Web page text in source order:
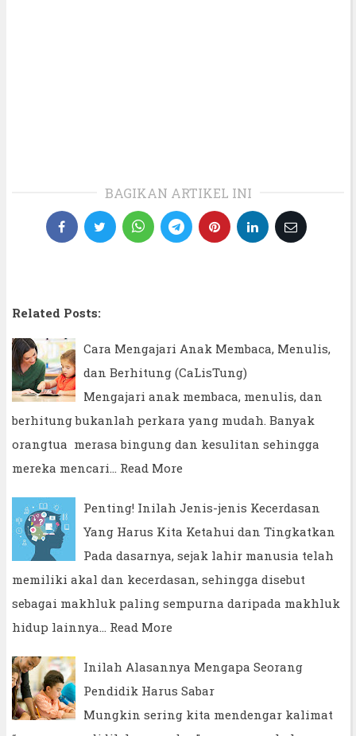
BAGIKAN ARTIKEL INI
Related Posts:
Cara Mengajari Anak Membaca, Menulis,
dan Berhitung (CaLisTung)
Mengajari anak membaca, menulis, dan
berhitung bukanlah perkara yang mudah. Banyak
orangtua merasa bingung dan kesulitan sehingga
mereka mencari…
Read More
Penting! Inilah Jenis-jenis Kecerdasan
Yang Harus Kita Ketahui dan Tingkatkan
Pada dasarnya, sejak lahir manusia telah
memiliki akal dan kecerdasan, sehingga disebut
sebagai makhluk paling sempurna daripada makhluk
hidup lainnya…
Read More
Inilah Alasannya Mengapa Seorang
Pendidik Harus Sabar
Mungkin sering kita mendengar kalimat